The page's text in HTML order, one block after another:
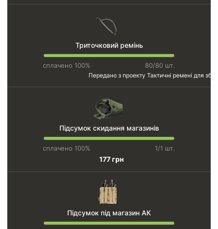
Триточковий ремінь
сплачено 100%
80/80 шт.
Передано з проекту Тактичні ремені для
Підсумок скидання магазинів
сплачено 100% 1/1 шт.
177 грн
Підсумок під магазин АК